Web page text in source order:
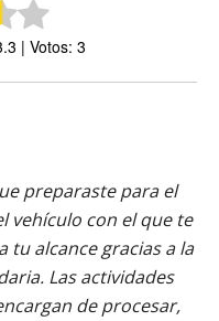
| Votos: 3
preparaste para el
vehículo con el que te
tu alcance gracias a la
Las actividades
de procesar,